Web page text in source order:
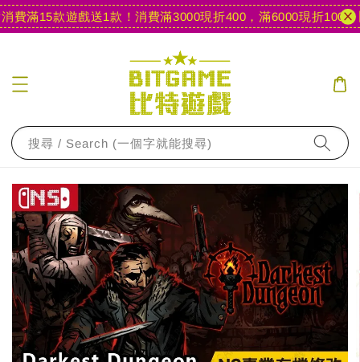
滿15款遊戲送1款！ 消費滿3000現折400，滿6000現折1000【
搜尋 / Search (一個字就能搜尋)